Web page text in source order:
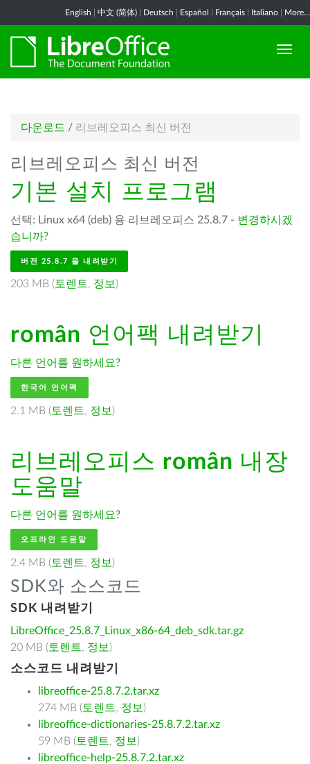
English 中文 (简体) Deutsch Español Français Italiano More...
다운로드 / 리브레오피스 최신 버전
리브레오피스 최신 버전
기본 설치 프로그램
선택: Linux x64 (deb) 용 리브레오피스 25.8.7 - 변경하시겠
습니까?
버전 25.8.7 을 내려받기
203 MB ( 토렌트, 정보 )
român 언어팩 내려받기
다른 언어를 원하세요?
한국어 언어팩
2.1 MB ( 토렌트, 정보 )
리브레오피스 român 내장
도움말
다른 언어를 원하세요?
오프라인 도움말
2.4 MB ( 토렌트, 정보 )
SDK와 소스코드
SDK 내려받기
LibreOffice_25.8.7_Linux_x86-64_deb_sdk.tar.gz
20 MB ( 토렌트, 정보 )
소스코드 내려받기
libreoffice-25.8.7.2.tar.xz
274 MB ( 토렌트, 정보 )
libreoffice-dictionaries-25.8.7.2.tar.xz
59 MB ( 토렌트, 정보 )
libreoffice-help-25.8.7.2.tar.xz